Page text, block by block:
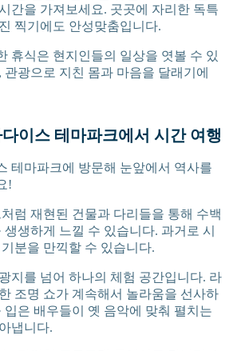
간을 가져보세요. 곳곳에 자리한 독특
찍기에도 안성맞춤입니다.
휴식은 현지인들의 일상을 엿볼 수 있
관광으로 지친 몸과 마음을 달래기에
이스 테마파크에서 시간 여행
테마파크에 방문해 눈앞에서 역사를
!
럼 재현된 건물과 다리들을 통해 수백
생생하게 느낄 수 있습니다. 과거로 시
분을 만끽할 수 있습니다.
지를 넘어 하나의 체험 공간입니다. 라
조명 쇼가 계속해서 놀라움을 선사하
입은 배우들이 옛 음악에 맞춰 펼치는
냅니다.